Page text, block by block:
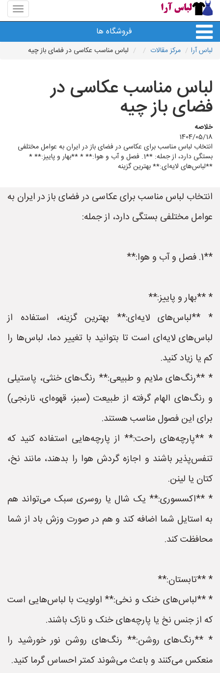
منوی
سایت
آرا
فروشگاه ها
لباس آرا مرکز مقالات لباس مناسب عکاسی در فضای باز چیه
لباس مناسب عکاسی در
فضای باز چیه
خلاصه
1404/05/18
انتخاب لباس مناسب برای عکاسی در فضای باز در ایران به عوامل مختلفی
بستگی دارد، از جمله: **1. فصل و آب و هوا:** * **بهار و پاییز:** *
**لباس‌های لایه‌ای:** بهترین گزینه
انتخاب لباس مناسب برای عکاسی در فضای باز در ایران به
عوامل مختلفی بستگی دارد، از جمله:
**1. فصل و آب و هوا:**
* **بهار و پاییز:**
* **لباس‌های لایه‌ای:** بهترین گزینه، استفاده از
لباس‌های لایه‌ای است تا بتوانید با تغییر دما، لباس‌ها را
کم یا زیاد کنید.
* **رنگ‌های ملایم و طبیعی:** رنگ‌های خنثی، پاستیلی
و رنگ‌های الهام گرفته از طبیعت (سبز، قهوه‌ای، نارنجی)
برای این فصول مناسب هستند.
* **پارچه‌های راحت:** از پارچه‌هایی استفاده کنید که
تنفس‌پذیر باشند و اجازه گردش هوا را بدهند، مانند نخ،
کتان یا لینن.
* **اکسسوری:** یک شال یا روسری سبک می‌تواند هم
به استایل شما اضافه کند و هم در صورت وزش باد از شما
محافظت کند.
* **تابستان:**
* **لباس‌های خنک و نخی:** اولویت با لباس‌هایی است
که از جنس نخ یا پارچه‌های خنک و نازک باشند.
* **رنگ‌های روشن:** رنگ‌های روشن نور خورشید را
منعکس می‌کنند و باعث می‌شوند کمتر احساس گرما کنید.